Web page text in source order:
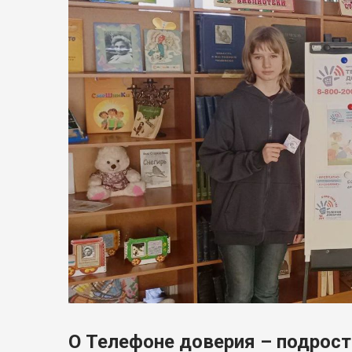
О Телефоне доверия –